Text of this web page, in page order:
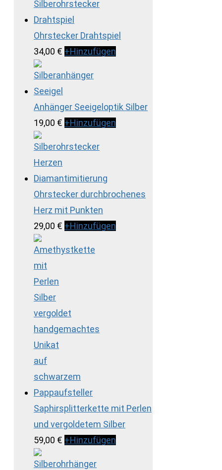
Ohrstecker Drahtspiel
34,00 € +Hinzufügen
Anhänger Seeigeloptik Silber
19,00 € +Hinzufügen
Ohrstecker durchbrochenes
Herz mit Punkten
29,00 € +Hinzufügen
Saphirsplitterkette mit Perlen
und vergoldetem Silber
59,00 € +Hinzufügen